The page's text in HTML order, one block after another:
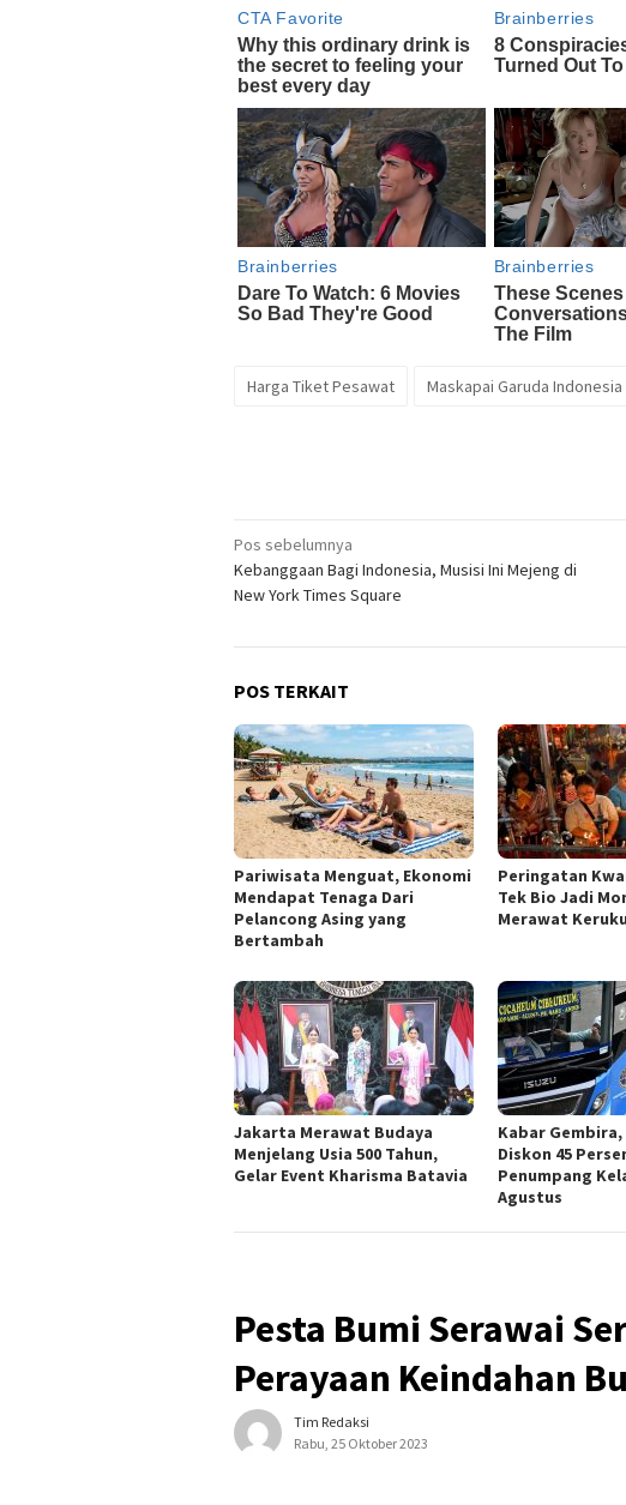
Harga Tiket Pesawat Maskapai Garuda Indonesia
Navigasi
pos
Pos sebelumnya
Kebanggaan Bagi Indonesia, Musisi Ini Mejeng di
New York Times Square
POS TERKAIT
Pariwisata Menguat, Ekonomi
Mendapat Tenaga Dari
Pelancong Asing yang
Bertambah
Peringatan
Tek Bio Jadi
Merawat
Jakarta Merawat Budaya
Menjelang Usia 500 Tahun,
Gelar Event Kharisma Batavia
Kabar Gembira,
Diskon 45
Penumpang
Agustus
Pesta Bumi Serawai
Perayaan Keindahan
Tim Redaksi
Rabu, 25 Oktober 2023